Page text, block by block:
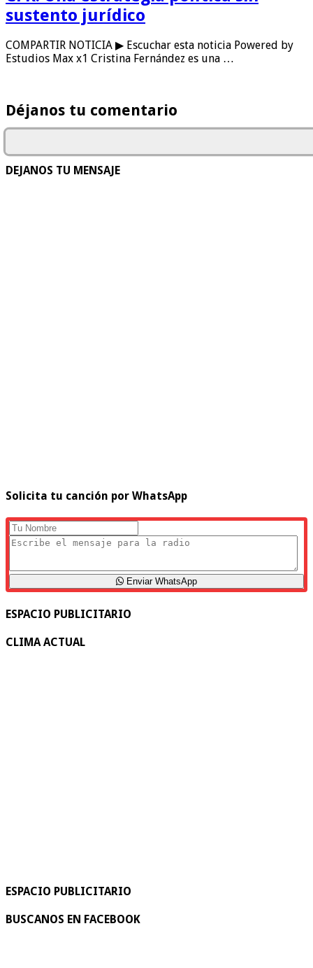
sustento jurídico
COMPARTIR NOTICIA ▶ Escuchar esta noticia Powered by
Estudios Max x1 Cristina Fernández es una …
Déjanos tu comentario
DEJANOS TU MENSAJE
Solicita tu canción por WhatsApp
Enviar WhatsApp
ESPACIO PUBLICITARIO
CLIMA ACTUAL
ESPACIO PUBLICITARIO
BUSCANOS EN FACEBOOK